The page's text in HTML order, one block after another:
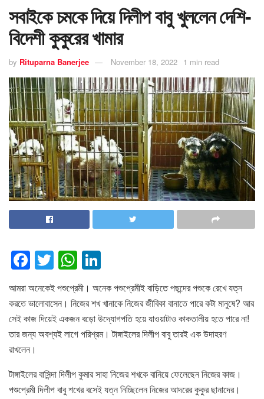
সবাইকে চমকে দিয়ে দিলীপ বাবু খুললেন দেশি-
বিদেশী কুকুরের খামার
by Rituparna Banerjee November 18, 2022 1 min read
F
a
c
e
b
o
o
k
T
wi
tt
er
W
h
at
s
A
p
n
k
e
dI
আমরা অনেকেই পশুপ্রেমী। অনেক পশুপ্রেমীই বাড়িতে পছন্দের পশুকে রেখে যত্ন
করতে ভালোবাসেন। নিজের শখ খানাকে নিজের জীবিকা বানাতে পারে কটা মানুষে? আর
সেই কাজ দিয়েই একজন বড়ো উদ্যোগপতি হয়ে যাওয়াটাও কাকতালীয় হতে পারে না!
তার জন্য অবশ্যই লাগে পরিশ্রম। টাঙ্গাইলের দিলীপ বাবু তারই এক উদাহরণ
রাখলেন।
টাঙ্গাইলের বাসিন্দা দিলীপ কুমার সাহা নিজের শখকে বানিয়ে ফেলেছেন নিজের কাজ।
পশুপ্রেমী দিলীপ বাবু শখের বসেই যত্ন নিচ্ছিলেন নিজের আদরের কুকুর ছানাদের।